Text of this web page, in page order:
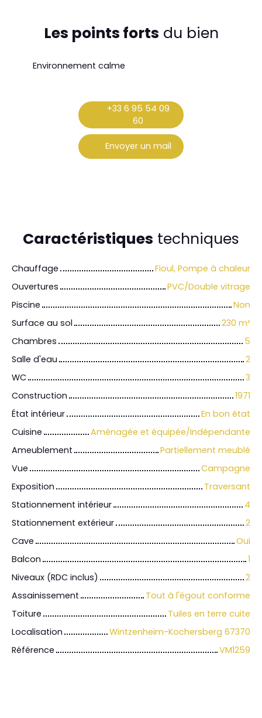
Les points forts du bien
Environnement calme
+33 6 95 54 09
60
Envoyer un mail
Caractéristiques techniques
Chauffage
Fioul, Pompe à chaleur
Ouvertures
PVC/Double vitrage
Piscine
Non
Surface au sol
230 m²
Chambres
5
Salle d'eau
2
WC
3
Construction
1971
État intérieur
En bon état
Cuisine
Aménagée et équipée/Indépendante
Ameublement
Partiellement meublé
Vue
Campagne
Exposition
Traversant
Stationnement intérieur
4
Stationnement extérieur
2
Cave
Oui
Balcon
1
Niveaux (RDC inclus)
2
Assainissement
Tout à l'égout conforme
Toiture
Tuiles en terre cuite
Localisation
Wintzenheim-Kochersberg 67370
Référence
VM1259